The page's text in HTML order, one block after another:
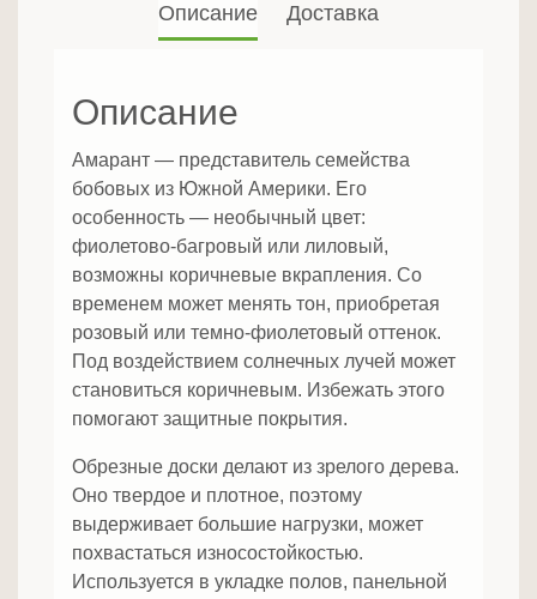
Описание Доставка
Описание
Амарант — представитель семейства
бобовых из Южной Америки. Его
особенность — необычный цвет:
фиолетово-багровый или лиловый,
возможны коричневые вкрапления. Со
временем может менять тон, приобретая
розовый или темно-фиолетовый оттенок.
Под воздействием солнечных лучей может
становиться коричневым. Избежать этого
помогают защитные покрытия.
Обрезные доски делают из зрелого дерева.
Оно твердое и плотное, поэтому
выдерживает большие нагрузки, может
похвастаться износостойкостью.
Используется в укладке полов, панельной